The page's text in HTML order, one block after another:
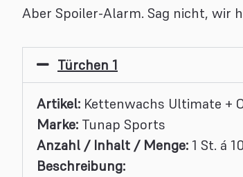
Aber Spoiler-Alarm. Sag nicht, wir
Türchen 1
Artikel: Kettenwachs Ultimate +
Marke: Tunap Sports
Anzahl / Inhalt / Menge: 1 St. á
Beschreibung: